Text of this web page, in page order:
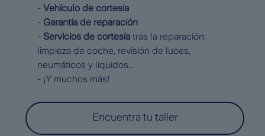
- Vehículo de cortesia
- Garantía de reparación
- Servicios de cortesía tras la reparación:
limpieza de coche, revisión de luces,
neumáticos y líquidos...
- ¡Y muchos más!
Encuentra tu taller